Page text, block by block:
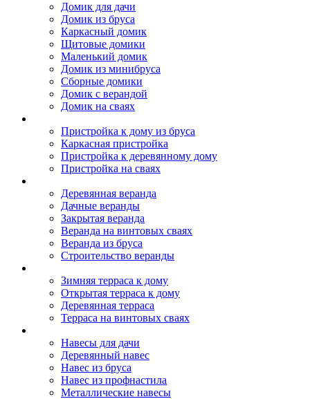
Домик для дачи
Домик из бруса
Каркасный домик
Щитовые домики
Маленький домик
Домик из минибруса
Сборные домики
Домик с верандой
Домик на сваях
Пристройка к дому из бруса
Каркасная пристройка
Пристройка к деревянному дому
Пристройка на сваях
Деревянная веранда
Дачные веранды
Закрытая веранда
Веранда на винтовых сваях
Веранда из бруса
Строительство веранды
Зимняя терраса к дому
Открытая терраса к дому
Деревянная терраса
Терраса на винтовых сваях
Навесы для дачи
Деревянный навес
Навес из бруса
Навес из профнастила
Металлические навесы